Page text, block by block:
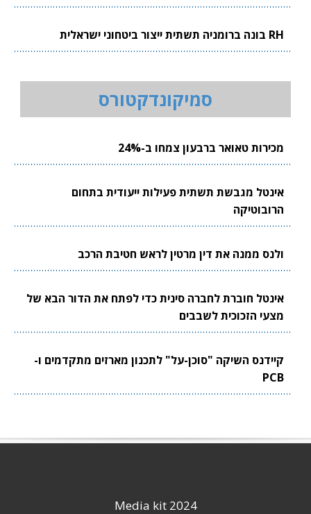
RH בונה ברומניה תשתית ייצור ביטחוני ישראלית
סמיקונדקטורס
מכירות טאואר ברבעון צמחו ב-24%
אינטל מגבשת תשתית פעילות ייעודית בתחום
הרובוטיקה
ולנס ממנה את דין מרטין לראש חטיבת הרכב
אינטל חוברת לחברה סינית כדי לפתח את הדור הבא של
מצעי הזכוכית לשבבים
קיידנס השיקה "סוכן-על" לתכנון מארזים מתקדמים ו-
PCB
Media kit 2024